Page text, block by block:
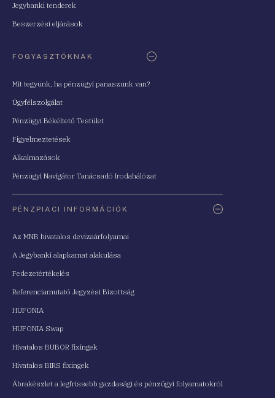
Jegybanki tenderek
Beszerzési eljárások
FOGYASZTÓKNAK
Mit tegyünk, ha pénzügyi panaszunk van?
Ügyfélszolgálat
Pénzügyi Békéltető Testület
Figyelmeztetések
Alkalmazások
Pénzügyi Navigátor Tanácsadó Irodahálózat
PÉNZPIACI INFORMÁCIÓK
Az MNB hivatalos devizaárfolyamai
A Jegybanki alapkamat alakulása
Fedezetértékelés
Referenciamutató Jegyzési Bizottság
HUFONIA
HUFONIA Swap
Hivatalos BUBOR fixingek
Hivatalos BIRS fixingek
Ábrakészlet a legfrissebb gazdasági és pénzügyi folyamatokról